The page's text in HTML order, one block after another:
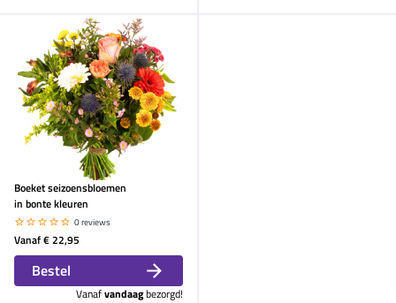
Boeket seizoensbloemen
in bonte kleuren
0 reviews
Vanaf€ 22,95
Bestel
Vanafvandaagbezorgd!